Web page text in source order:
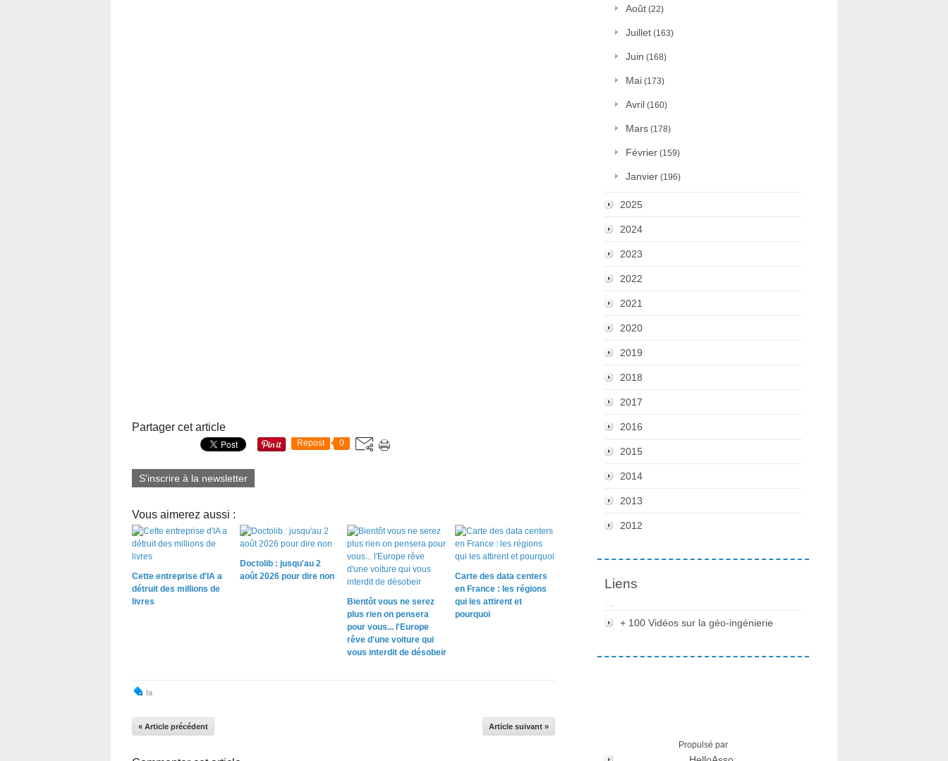
Partager cet article
Repost 0
S'inscrire à la newsletter
Vous aimerez aussi :
Cette entreprise d'IA a
détruit des millions de
livres
Doctolib : jusqu'au 2
août 2026 pour dire non
Bientôt vous ne serez
plus rien on pensera
pour vous... l'Europe
rêve d'une voiture qui
vous interdit de désobeir
Carte des data centers
en France : les régions
qui les attirent et
pourquoi
Ia
« Article précédent Article suivant »
Août (22)
Juillet (163)
Juin (168)
Mai (173)
Avril (160)
Mars (178)
Février (159)
Janvier (196)
2025
2024
2023
2022
2021
2020
2019
2018
2017
2016
2015
2014
2013
2012
Liens
+ 100 Vidéos sur la géo-ingénierie
Propulsé par